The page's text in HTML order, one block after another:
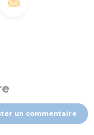
un commentaire